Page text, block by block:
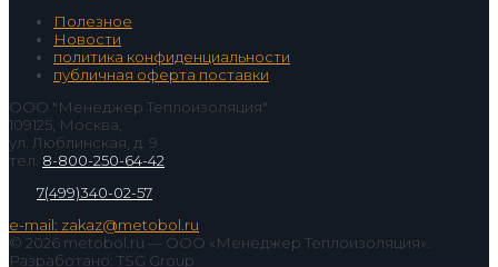
Полезное
Новости
политика конфиденциальности
публичная оферта поставки
ООО "Менеджер Теплоизоляция"
109125, Москва,
ул. Люблинская, д. 9
тел. 8-800-250-64-42
7(499)340-02-57
e-mail: zakaz@metobol.ru
© 2026 metobol.ru — ООО «Менеджер Теплоизоляция».
Разработано: TSG Group